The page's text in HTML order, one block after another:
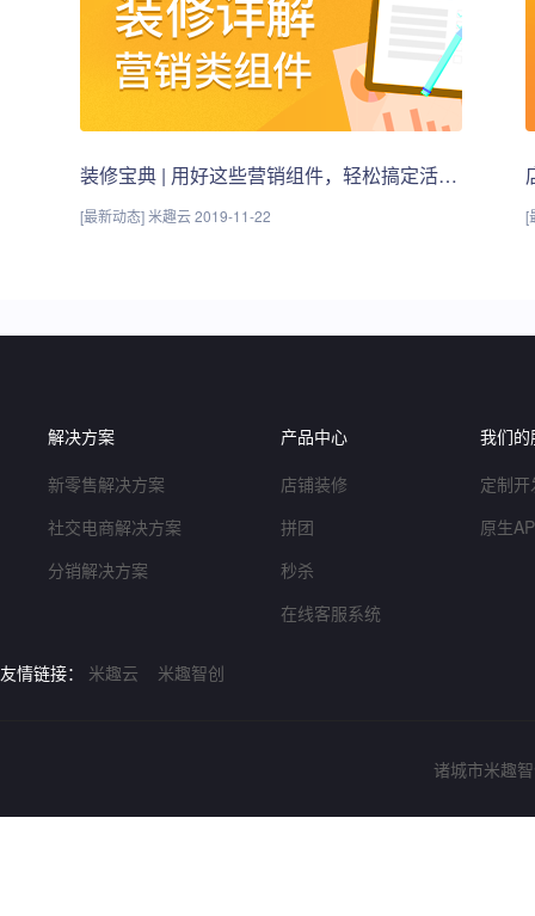
装修宝典 | 用好这些营销组件，轻松搞定活动页面！
[最新动态] 米趣云 2019-11-22 [
解决方案
新零售解决方案
社交电商解决方案
分销解决方案
产品中心
店铺装修
拼团
秒杀
在线客服系统
我们的
定制
原生
友情链接： 米趣云 米趣智创
诸城市米趣